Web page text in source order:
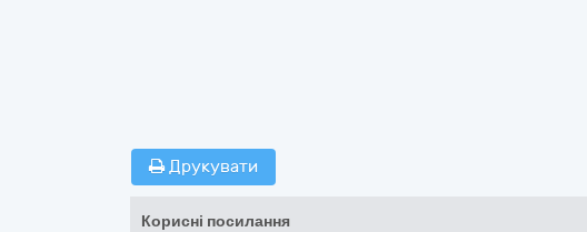
Друкувати
Корисні посилання